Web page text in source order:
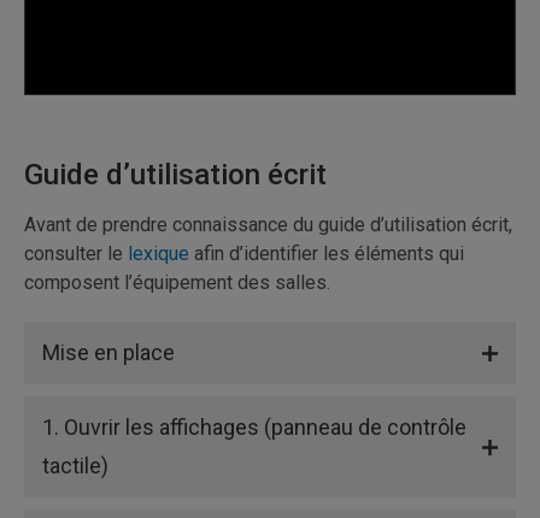
Guide d’utilisation écrit
Avant de prendre connaissance du guide d’utilisation écrit,
consulter le lexique afin d’identifier les éléments qui
composent l’équipement des salles.
Mise en place
1. Ouvrir les affichages (panneau de contrôle
tactile)